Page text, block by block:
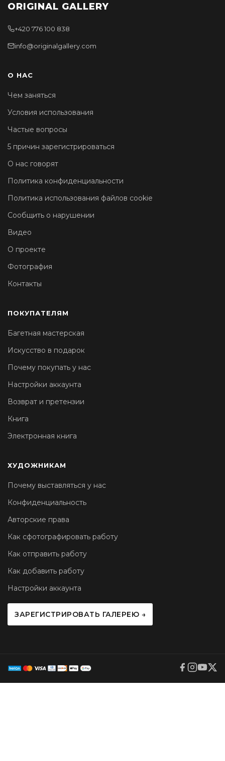
ORIGINAL GALLERY
+420 776 100 838
info@originalgallery.com
О НАС
Чем заняться
Условия использования
Частые вопросы
5 причин зарегистрироваться
О нас говорят
Политика конфиденциальности
Политика использования файлов cookie
Сообщить о нарушении
Видео
О проекте
Фотография
Контакты
ПОКУПАТЕЛЯМ
Багетная мастерская
Искусство в подарок
Почему покупать у нас
Настройки аккаунта
Возврат и претензии
Книга
Электронная книга
ХУДОЖНИКАМ
Почему выставляться у нас
Конфиденциальность
Авторские права
Как сфотографировать работу
Как отправить работу
Как добавить работу
Настройки аккаунта
ЗАРЕГИСТРИРОВАТЬ ГАЛЕРЕЮ →